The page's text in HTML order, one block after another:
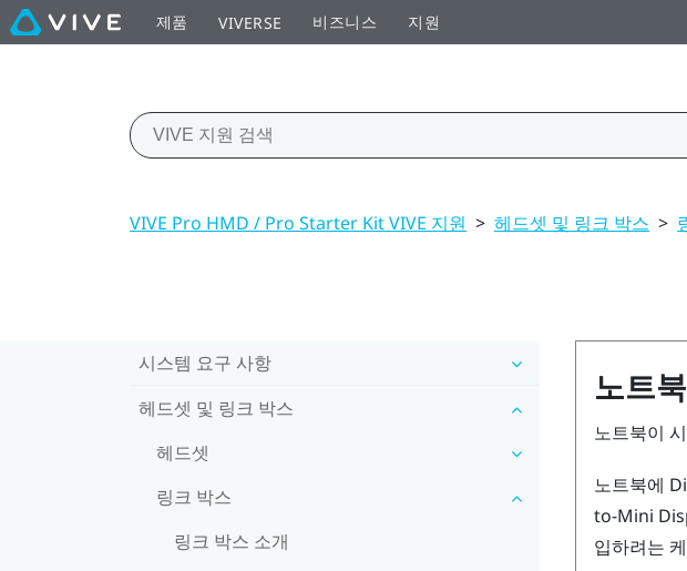
제품 VIVERSE 비즈니스 지원
VIVE Pro HMD / Pro Starter Kit VIVE 지원 > 헤드셋 및 링크 박스 >
시스템 요구 사항
헤드셋 및 링크 박스
헤드셋
링크 박스
링크 박스 소개
노트
노트북이
노트북에
to-Mini
입하려는